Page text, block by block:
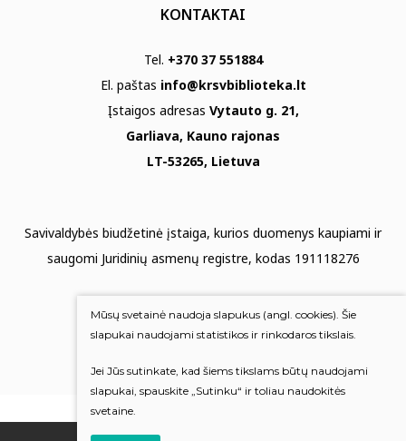
KONTAKTAI
Tel. +370 37 551884
El. paštas info@krsvbiblioteka.lt
Įstaigos adresas Vytauto g. 21,
Garliava, Kauno rajonas
LT-53265, Lietuva
Savivaldybės biudžetinė įstaiga, kurios duomenys kaupiami ir
saugomi Juridinių asmenų registre, kodas 191118276
Duomenų apsauga
Mums rūpi Jūsų nuomonė
Įvertinkite mus
Mūsų svetainė naudoja slapukus (angl. cookies). Šie
slapukai naudojami statistikos ir rinkodaros tikslais.
Jei Jūs sutinkate, kad šiems tikslams būtų naudojami
slapukai, spauskite „Sutinku“ ir toliau naudokitės
svetaine.